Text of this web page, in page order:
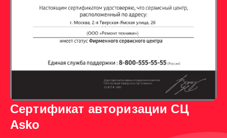
Сертификат авторизации СЦ
Asko